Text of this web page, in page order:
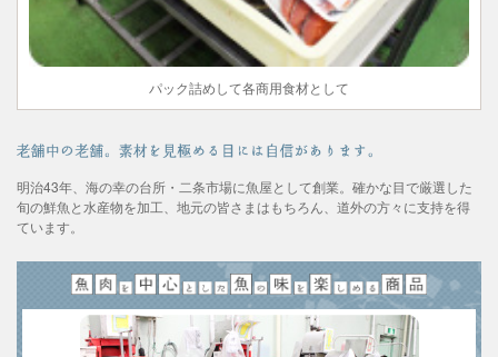
パック詰めして各商用食材として
明治43年、海の幸の台所・二条市場に魚屋として創業。確かな目で厳選した
旬の鮮魚と水産物を加工、地元の皆さまはもちろん、道外の方々に支持を得
ています。